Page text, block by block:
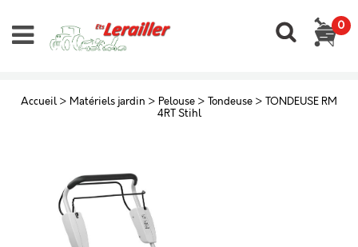
0
Accueil > Matériels jardin > Pelouse > Tondeuse > TONDEUSE RM
4RT Stihl